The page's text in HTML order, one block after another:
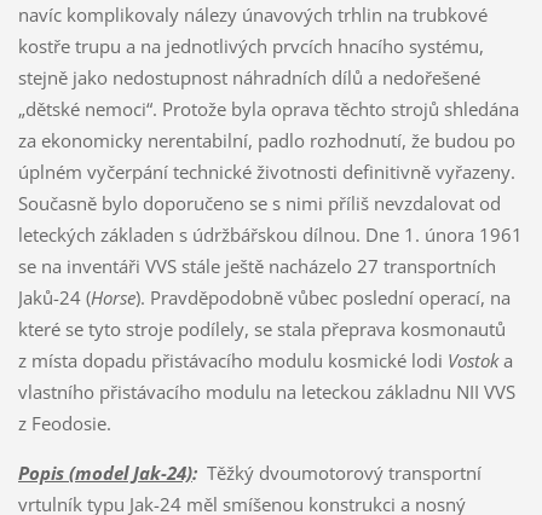
navíc komplikovaly nálezy únavových trhlin na trubkové
kostře trupu a na jednotlivých prvcích hnacího systému,
stejně jako nedostupnost náhradních dílů a nedořešené
„dětské nemoci“. Protože byla oprava těchto strojů shledána
za ekonomicky nerentabilní, padlo rozhodnutí, že budou po
úplném vyčerpání technické životnosti definitivně vyřazeny.
Současně bylo doporučeno se s nimi příliš nevzdalovat od
leteckých základen s údržbářskou dílnou. Dne 1. února 1961
se na inventáři VVS stále ještě nacházelo 27 transportních
Jaků-24 (Horse). Pravděpodobně vůbec poslední operací, na
které se tyto stroje podílely, se stala přeprava kosmonautů
z místa dopadu přistávacího modulu kosmické lodi Vostoka
vlastního přistávacího modulu na leteckou základnu NII VVS
z Feodosie.
Popis (model Jak-24):Těžký dvoumotorový transportní
vrtulník typu Jak-24 měl smíšenou konstrukci a nosný